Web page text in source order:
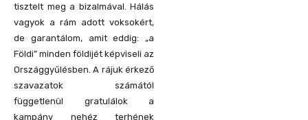
tisztelt meg a bizalmával. Hálás
vagyok a rám adott voksokért,
de garantálom, amit eddig: „a
Földi” minden földijét képviseli az
Országgyűlésben. A rájuk érkező
szavazatok számától
függetlenül gratulálok a
kampány nehéz terhének